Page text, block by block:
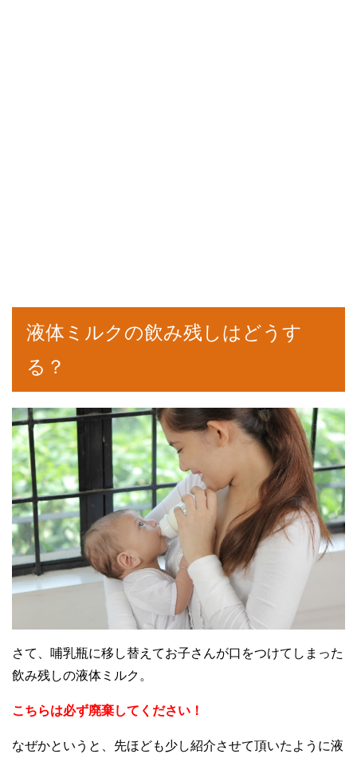
液体ミルクの飲み残しはどうす
る？
さて、哺乳瓶に移し替えてお子さんが口をつけてしまった
飲み残しの液体ミルク。
こちらは必ず廃棄してください！
なぜかというと、先ほども少し紹介させて頂いたように液